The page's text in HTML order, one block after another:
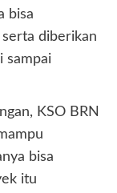
bisa
diberikan
sampai
KSO BRN
bisa
itu